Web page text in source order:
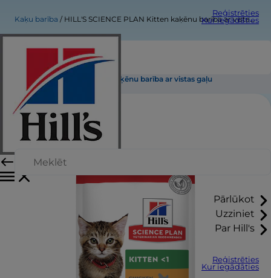
Reģistrēties
Kur iegādāties
Pārlūkot
Uzziniet
Par Hill's
Reģistrēties
Kur iegādāties
Kaķu barība HILL'S SCIENCE PLAN Kitten kaķēnu barība ar vistas gaļu
HILL'S SCIENCE PLAN Kitten kaķēnu barība ar vistas gaļu